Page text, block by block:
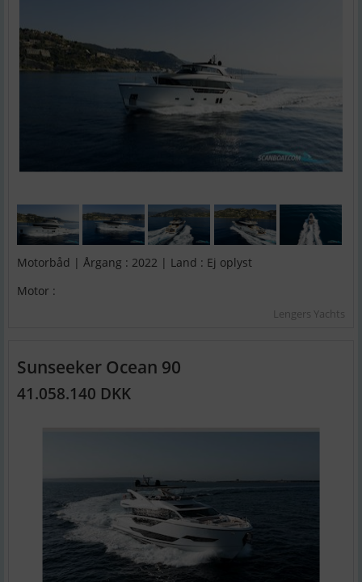
Motorbåd | Årgang : 2022 | Land : Ej oplyst
Motor :
Lengers Yachts
Sunseeker Ocean 90
41.058.140 DKK